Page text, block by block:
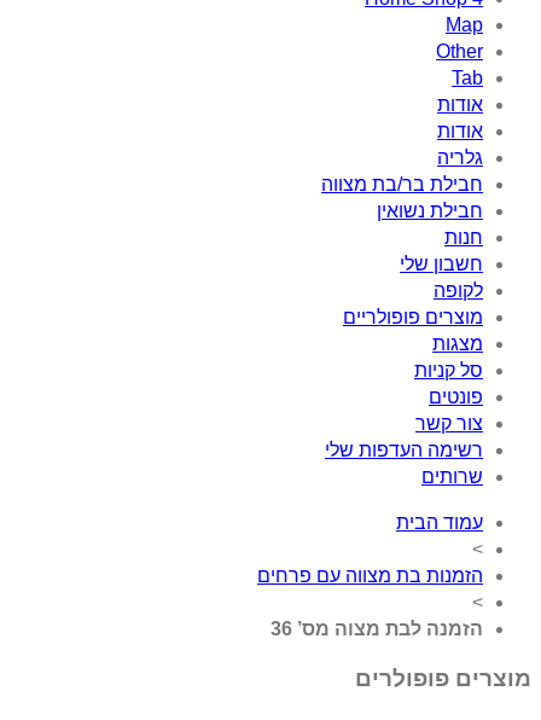
Map
Other
Tab
אודות
אודות
גלריה
חבילת בר/בת מצווה
חבילת נשואין
חנות
חשבון שלי
לקופה
מוצרים פופולריים
מצגות
סל קניות
פונטים
צור קשר
רשימה העדפות שלי
שרותים
עמוד הבית
>
הזמנות בת מצווה עם פרחים
>
הזמנה לבת מצוה מס’ 36
מוצרים פופולרים